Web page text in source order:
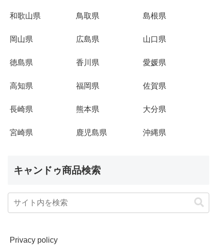
和歌山県 鳥取県 島根県
岡山県 広島県 山口県
徳島県 香川県 愛媛県
高知県 福岡県 佐賀県
長崎県 熊本県 大分県
宮崎県 鹿児島県 沖縄県
キャンドゥ商品検索
Privacy policy